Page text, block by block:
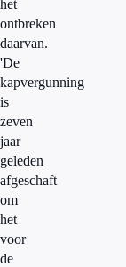
het
ontbreken
daarvan.
'De
kapvergunning
is
zeven
jaar
geleden
afgeschaft
om
het
voor
de